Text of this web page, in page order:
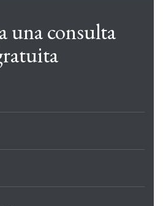
una consulta